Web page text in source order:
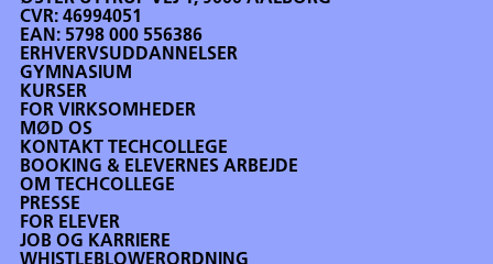
CVR: 46994051
EAN: 5798 000 556386
ERHVERVSUDDANNELSER
GYMNASIUM
KURSER
FOR VIRKSOMHEDER
MØD OS
KONTAKT TECHCOLLEGE
BOOKING & ELEVERNES ARBEJDE
OM TECHCOLLEGE
PRESSE
FOR ELEVER
JOB OG KARRIERE